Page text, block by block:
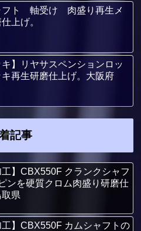
フト 軸受け 肉盛り再生メ
上げ。
キ】リヤサスペンションロッ
キ再生研磨仕上げ。大阪府
記事
工】CBX550F クランクシャフ
ンを硬質クロム肉盛り研磨仕
取県
工】CBX550F カムシャフトの